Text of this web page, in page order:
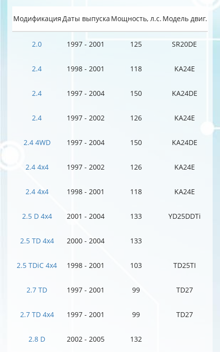
МодификацияДаты выпуска Мощность, л.с. Модель двиг.
2.0 1997 - 2001 125 SR20DE
2.4 1998 - 2001 118 KA24E
2.4 1997 - 2004 150 KA24DE
2.4 1997 - 2002 126 KA24E
2.4 4WD 1997 - 2004 150 KA24DE
2.4 4x4 1997 - 2002 126 KA24E
2.4 4x4 1998 - 2001 118 KA24E
2.5 D 4x4 2001 - 2004 133 YD25DDTi
2.5 TD 4x4 2000 - 2004 133
2.5 TDiC 4x4 1998 - 2001 103 TD25TI
2.7 TD 1997 - 2001 99 TD27
2.7 TD 4x4 1997 - 2001 99 TD27
2.8 D 2002 - 2005 132